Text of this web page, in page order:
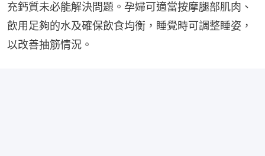
充鈣質未必能解決問題。孕婦可適當按摩腿部肌肉、
飲用足夠的水及確保飲食均衡，睡覺時可調整睡姿，
以改善抽筋情況。